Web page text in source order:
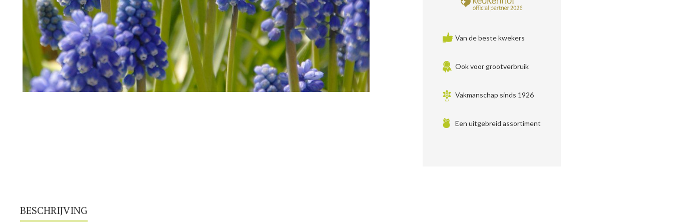
Van de beste kwekers
Ook voor grootverbruik
Vakmanschap sinds 1926
Een uitgebreid assortiment
BESCHRIJVING